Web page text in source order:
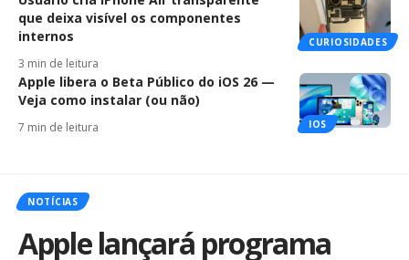
CURIOSIDADES
que deixa visível os componentes
internos
3 min de leitura
IOS
Apple libera o Beta Público do iOS 26 —
Veja como instalar (ou não)
7 min de leitura
NOTÍCIAS
Apple lançará programa